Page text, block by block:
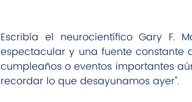
Escribía el neurocientífico Gary F.
espectacular y una fuente constante
cumpleaños o eventos importantes
recordar lo que desayunamos ayer".